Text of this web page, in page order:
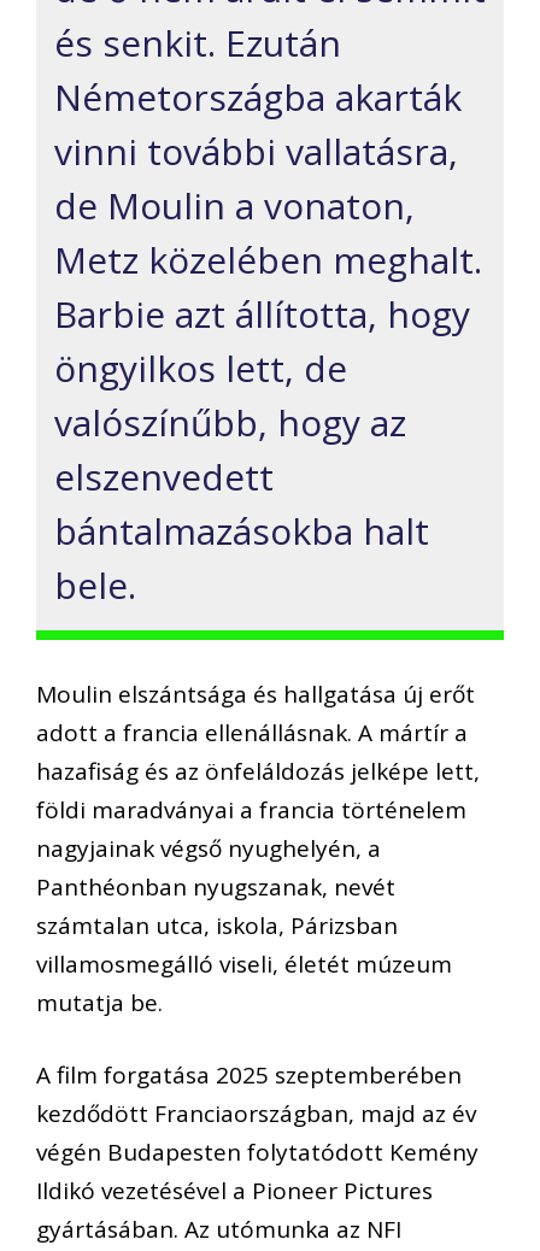
és senkit. Ezután
Németországba akarták
vinni további vallatásra,
de Moulin a vonaton,
Metz közelében meghalt.
Barbie azt állította, hogy
öngyilkos lett, de
valószínűbb, hogy az
elszenvedett
bántalmazásokba halt
bele.
Moulin elszántsága és hallgatása új erőt
adott a francia ellenállásnak. A mártír a
hazafiság és az önfeláldozás jelképe lett,
földi maradványai a francia történelem
nagyjainak végső nyughelyén, a
Panthéonban nyugszanak, nevét
számtalan utca, iskola, Párizsban
villamosmegálló viseli, életét múzeum
mutatja be.
A film forgatása 2025 szeptemberében
kezdődött Franciaországban, majd az év
végén Budapesten folytatódott Kemény
Ildikó vezetésével a Pioneer Pictures
gyártásában. Az utómunka az NFI